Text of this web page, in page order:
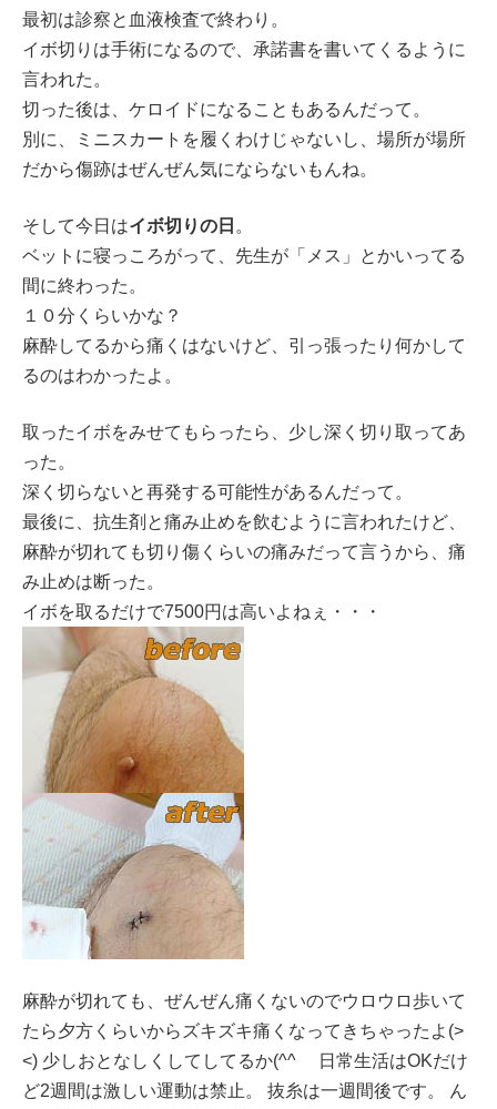
最初は診察と血液検査で終わり。
イボ切りは手術になるので、承諾書を書いてくるように
言われた。
切った後は、ケロイドになることもあるんだって。
別に、ミニスカートを履くわけじゃないし、場所が場所
だから傷跡はぜんぜん気にならないもんね。
そして今日はイボ切りの日 。
ベットに寝っころがって、先生が「メス」とかいってる
間に終わった。
１０分くらいかな？
麻酔してるから痛くはないけど、引っ張ったり何かして
るのはわかったよ。
取ったイボをみせてもらったら、少し深く切り取ってあ
った。
深く切らないと再発する可能性があるんだって。
最後に、抗生剤と痛み止めを飲むように言われたけど、
麻酔が切れても切り傷くらいの痛みだって言うから、痛
み止めは断った。
イボを取るだけで7500円は高いよねぇ・・・
麻酔が切れても、ぜんぜん痛くないのでウロウロ歩いて
たら夕方くらいからズキズキ痛くなってきちゃったよ(>
<) 少しおとなしくしてしてるか(^^ゞ 日常生活はOKだけ
ど2週間は激しい運動は禁止。 抜糸は一週間後です。 ん